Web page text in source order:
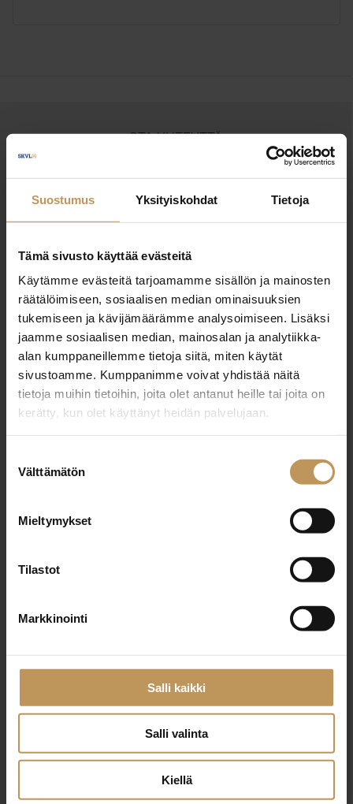
Suostumus Yksityiskohdat Tietoja
Tämä sivusto käyttää evästeitä
Käytämme evästeitä tarjoamamme sisällön ja mainosten
räätälöimiseen, sosiaalisen median ominaisuuksien
tukemiseen ja kävijämäärämme analysoimiseen. Lisäksi
jaamme sosiaalisen median, mainosalan ja analytiikka-
alan kumppaneillemme tietoja siitä, miten käytät
sivustoamme. Kumppanimme voivat yhdistää näitä
tietoja muihin tietoihin, joita olet antanut heille tai joita on
kerätty, kun olet käyttänyt heidän palvelujaan.
valinta
Välttämätön
Mieltymykset
Tilastot
Markkinointi
Salli kaikki
Salli valinta
Kiellä
OTA YHTEYTTÄ
asuntoasioissa?
Marketta Lehtonen
+358505887832
marketta.lehtonen@vip-asunnot.fi
Sähköposti*